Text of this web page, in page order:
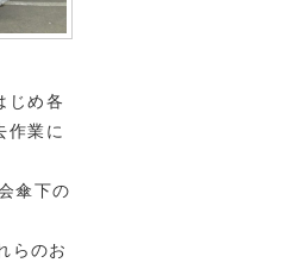
じめ各
作業に
傘下の
らのお